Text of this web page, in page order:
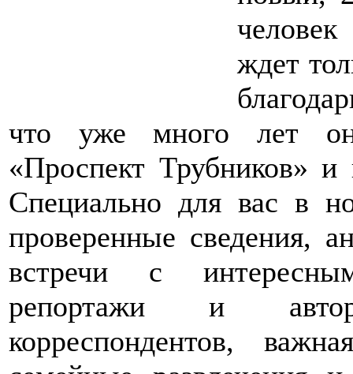
ждет
что уже много лет
«Проспект Трубников» и
Специально для вас в
проверенные сведения,
встречи с
репортажи и
корреспондентов,